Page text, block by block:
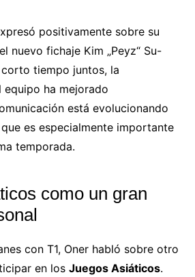
positivamente sobre su
nuevo fichaje Kim „Peyz“ Su-
tiempo juntos, la
ha mejorado
está evolucionando
es especialmente importante
temporada.
como un gran
con T1, Oner habló sobre otro
en los Juegos Asiáticos.